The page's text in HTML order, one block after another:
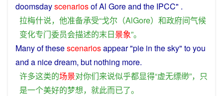
doomsdayscenariosofAl Goreand the IPCC" .
拉梅什说， 他准备承受“戈尔 （AlGore） 和政府间气候
变化专门委员会描述的末日景象”。
Manyofthesescenariosappear"pie in the sky" toyou
and a nicedream, but nothing more.
许多这类的场景对你们来说似乎都显得“虚无缥缈”， 只
是一个美好的梦想， 就此而已了。